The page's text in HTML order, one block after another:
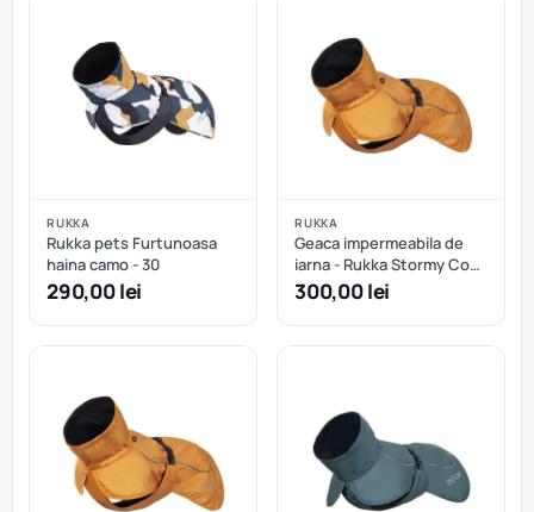
RUKKA
Rukka pets Furtunoasa
haina camo - 30
290,00 lei
RUKKA
Geaca impermeabila de
iarna - Rukka Stormy Coat
- Abricot - 25 cm
300,00 lei